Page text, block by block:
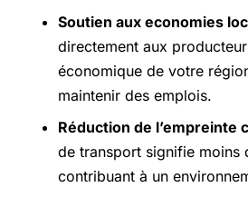
Soutien aux economies
directement aux
économique de votre
maintenir des emplois.
Réduction de l’empreinte
de transport signifie moins
contribuant à un